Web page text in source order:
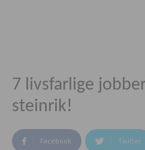
7 livsfarlige
steinrik!
Facebook Twitter